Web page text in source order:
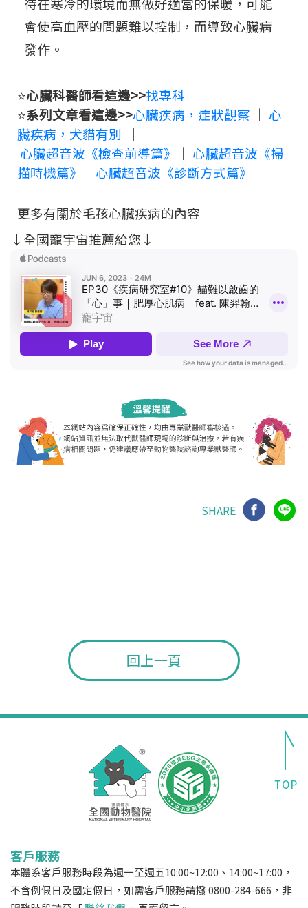
會使高血壓的問題難以控制，而導致心臟病
發作。
⭐️心臟科醫師看這邊>>找專科
⭐️系列文章看這邊>>心臟疾病，症狀觀察 ｜ 心
臟疾病，犬貓有別
｜
心臟超音波《檢查前導篇》
｜ 心臟超音波《掃
描時機篇》
｜ 心臟超音波《診斷方式篇》
更多有關於毛孩心臟疾病的內容
↓全國寵宇宙推薦給您↓
SHARE
回上一頁
客戶服務
本體系客戶服務時段為週一至週五10:00~12:00、14:00~17:00，
不含例假日及國定假日，如需客戶服務請撥 0800-284-666，非